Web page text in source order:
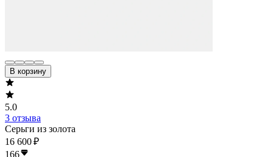
В корзину
5.0
3 отзыва
Серьги из золота
16 600 ₽
166